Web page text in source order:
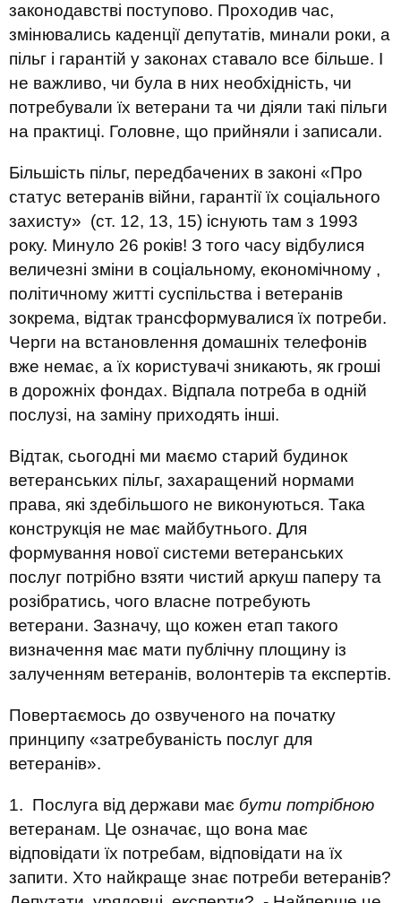
законодавстві поступово. Проходив час,
змінювались каденції депутатів, минали роки, а
пільг і гарантій у законах ставало все більше. І
не важливо, чи була в них необхідність, чи
потребували їх ветерани та чи діяли такі пільги
на практиці. Головне, що прийняли і записали.
Більшість пільг, передбачених в законі «Про
статус ветеранів війни, гарантії їх соціального
захисту» (ст. 12, 13, 15) існують там з 1993
року. Минуло 26 років! З того часу відбулися
величезні зміни в соціальному, економічному ,
політичному житті суспільства і ветеранів
зокрема, відтак трансформувалися їх потреби.
Черги на встановлення домашніх телефонів
вже немає, а їх користувачі зникають, як гроші
в дорожніх фондах. Відпала потреба в одній
послузі, на заміну приходять інші.
Відтак, сьогодні ми маємо старий будинок
ветеранських пільг, захаращений нормами
права, які здебільшого не виконуються. Така
конструкція не має майбутнього. Для
формування нової системи ветеранських
послуг потрібно взяти чистий аркуш паперу та
розібратись, чого власне потребують
ветерани. Зазначу, що кожен етап такого
визначення має мати публічну площину із
залученням ветеранів, волонтерів та експертів.
Повертаємось до озвученого на початку
принципу «затребуваність послуг для
ветеранів».
1. Послуга від держави має бути потрібною
ветеранам. Це означає, що вона має
відповідати їх потребам, відповідати на їх
запити. Хто найкраще знає потреби ветеранів?